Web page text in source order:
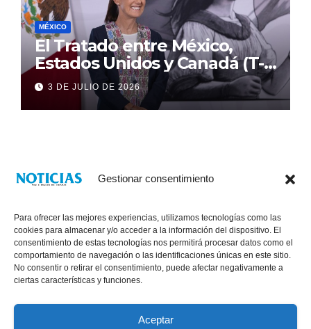
Gestionar consentimiento
Para ofrecer las mejores experiencias, utilizamos tecnologías como las
cookies para almacenar y/o acceder a la información del dispositivo. El
consentimiento de estas tecnologías nos permitirá procesar datos como el
comportamiento de navegación o las identificaciones únicas en este sitio.
No consentir o retirar el consentimiento, puede afectar negativamente a
ciertas características y funciones.
Aceptar
MÉXICO
El Tratado entre México,
Estados Unidos y Canadá (T-
MEC) se mantiene hasta el
2036: Presidenta Claudia
Sheinbaum
3 DE JULIO DE 2026
® Derechos Reservados 2026|
Chiapas. VENTAS: 961 6120154